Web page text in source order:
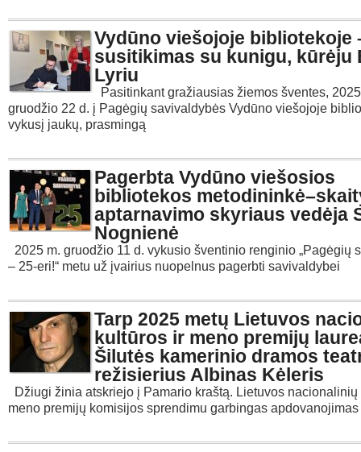
Vydūno viešojoje bibliotekoje
susitikimas su kunigu, kūrėju
Lyriu
Pasitinkant gražiausias žiemos šventes,
gruodžio 22 d. į Pagėgių savivaldybės Vydūno viešojoje
vykusį jaukų, prasmingą
Pagerbta Vydūno viešosios
bibliotekos
aptarnavimo skyriaus vedėja
Nognienė
2025 m. gruodžio 11 d. vykusio šventinio renginio „Pagėgių
– 25-eri!“ metu už įvairius nuopelnus pagerbti savivaldybei
Tarp 2025 metų Lietuvos
kultūros ir meno premijų
Šilutės kamerinio dramos
režisierius Albinas Kėleris
Džiugi žinia atskriejo į Pamario kraštą. Lietuvos nacionalinių
meno premijų komisijos sprendimu garbingas